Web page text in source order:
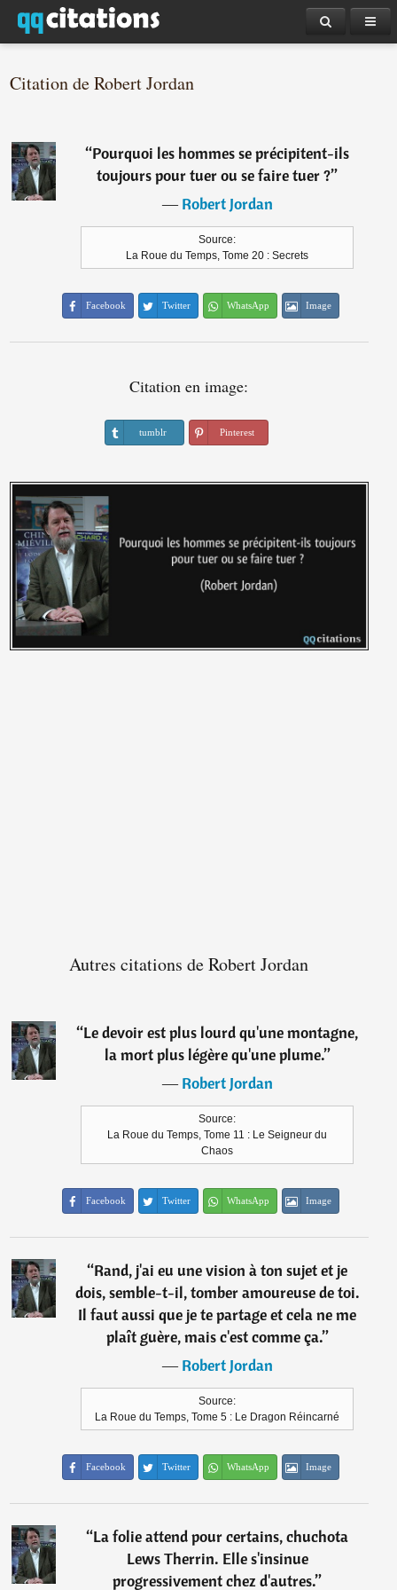
Citation de Robert Jordan
“Pourquoi les hommes se précipitent-ils
toujours pour tuer ou se faire tuer ?”
―Robert Jordan
Source:
La Roue du Temps, Tome 20 : Secrets
Facebook Twitter WhatsApp Image
Citation en image:
tumblr Pinterest
Autres citations de Robert Jordan
“Le devoir est plus lourd qu'une montagne,
la mort plus légère qu'une plume.”
―Robert Jordan
Source:
La Roue du Temps, Tome 11 : Le Seigneur du
Chaos
Facebook Twitter WhatsApp Image
“Rand, j'ai eu une vision à ton sujet et je
dois, semble-t-il, tomber amoureuse de toi.
Il faut aussi que je te partage et cela ne me
plaît guère, mais c'est comme ça.”
―Robert Jordan
Source:
La Roue du Temps, Tome 5 : Le Dragon Réincarné
Facebook Twitter WhatsApp Image
“La folie attend pour certains, chuchota
Lews Therrin. Elle s'insinue
progressivement chez d'autres.”